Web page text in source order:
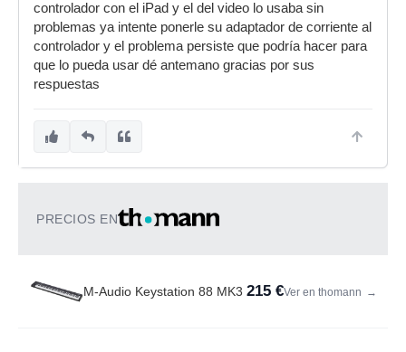
controlador con el iPad y el del video lo usaba sin
problemas ya intente ponerle su adaptador de corriente al
controlador y el problema persiste que podría hacer para
que lo pueda usar dé antemano gracias por sus
respuestas
PRECIOS EN
M-Audio Keystation 88 MK3 215 €Ver en thomann →